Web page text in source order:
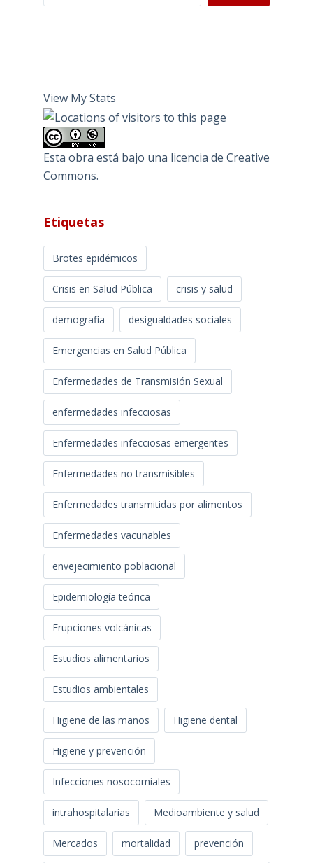
View My Stats
Esta obra está bajo una licencia de Creative
Commons.
Etiquetas
Brotes epidémicos
Crisis en Salud Pública crisis y salud
demografia desigualdades sociales
Emergencias en Salud Pública
Enfermedades de Transmisión Sexual
enfermedades infecciosas
Enfermedades infecciosas emergentes
Enfermedades no transmisibles
Enfermedades transmitidas por alimentos
Enfermedades vacunables
envejecimiento poblacional
Epidemiología teórica
Erupciones volcánicas
Estudios alimentarios
Estudios ambientales
Higiene de las manos Higiene dental
Higiene y prevención
Infecciones nosocomiales
intrahospitalarias Medioambiente y salud
Mercados mortalidad
prevención